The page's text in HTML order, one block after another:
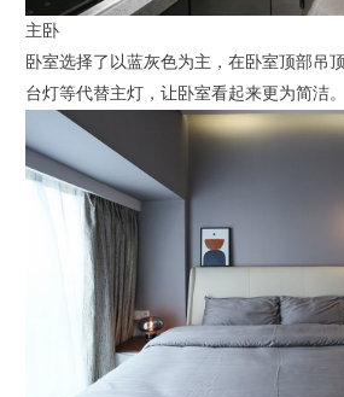
主卧
卧室选择了以蓝灰色为主，在卧室顶部吊
台灯等代替主灯，让卧室看起来更为简洁。